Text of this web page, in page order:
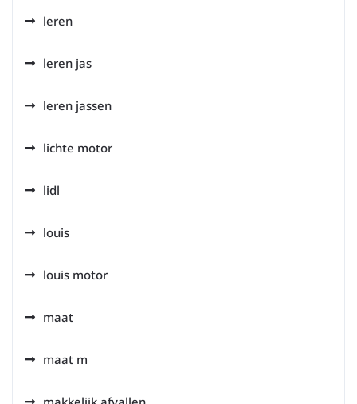
leren
leren jas
leren jassen
lichte motor
lidl
louis
louis motor
maat
maat m